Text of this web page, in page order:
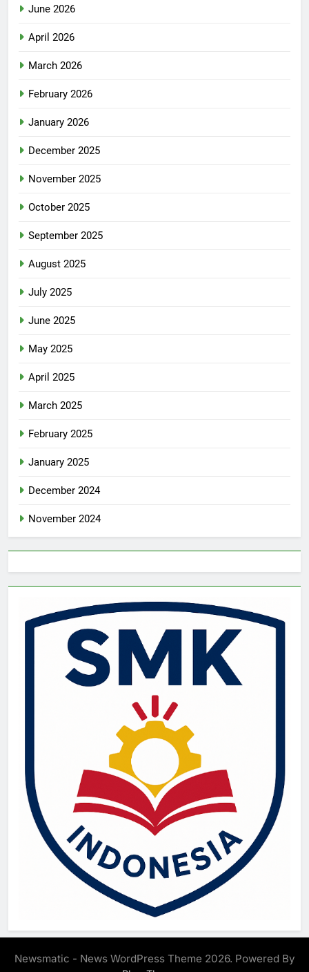
June 2026
April 2026
March 2026
February 2026
January 2026
December 2025
November 2025
October 2025
September 2025
August 2025
July 2025
June 2025
May 2025
April 2025
March 2025
February 2025
January 2025
December 2024
November 2024
Newsmatic - News WordPress Theme 2026. Powered By